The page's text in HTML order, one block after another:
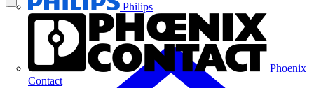
Philips
Phoenix
Contact